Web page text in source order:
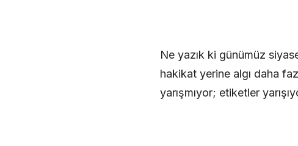
Ne yazık ki günümüz
hakikat yerine algı daha
yarışmıyor; etiketler